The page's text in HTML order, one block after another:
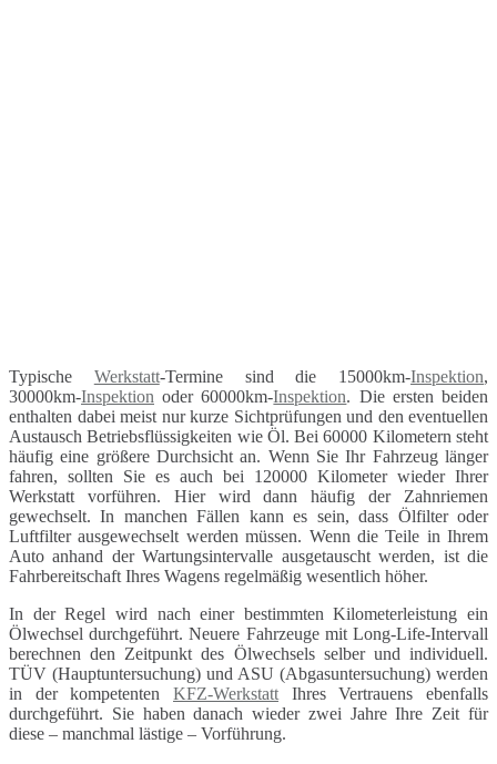
Typische Werkstatt-Termine sind die 15000km-Inspektion,
30000km-Inspektion oder 60000km-Inspektion. Die ersten beiden
enthalten dabei meist nur kurze Sichtprüfungen und den eventuellen
Austausch Betriebsflüssigkeiten wie Öl. Bei 60000 Kilometern steht
häufig eine größere Durchsicht an. Wenn Sie Ihr Fahrzeug länger
fahren, sollten Sie es auch bei 120000 Kilometer wieder Ihrer
Werkstatt vorführen. Hier wird dann häufig der Zahnriemen
gewechselt. In manchen Fällen kann es sein, dass Ölfilter oder
Luftfilter ausgewechselt werden müssen. Wenn die Teile in Ihrem
Auto anhand der Wartungsintervalle ausgetauscht werden, ist die
Fahrbereitschaft Ihres Wagens regelmäßig wesentlich höher.
In der Regel wird nach einer bestimmten Kilometerleistung ein
Ölwechsel durchgeführt. Neuere Fahrzeuge mit Long-Life-Intervall
berechnen den Zeitpunkt des Ölwechsels selber und individuell.
TÜV (Hauptuntersuchung) und ASU (Abgasuntersuchung) werden
in der kompetenten KFZ-Werkstatt Ihres Vertrauens ebenfalls
durchgeführt. Sie haben danach wieder zwei Jahre Ihre Zeit für
diese – manchmal lästige – Vorführung.